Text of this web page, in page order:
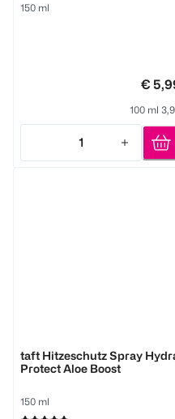
150 ml
€
100 ml
1
Quantity: 1
taft Hitzeschutz Spray
Protect Aloe Boost
150 ml